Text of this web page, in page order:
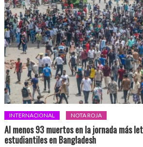
INTERNACIONAL NOTA ROJA
Al menos 93 muertos en la jornada más
estudiantiles en Bangladesh